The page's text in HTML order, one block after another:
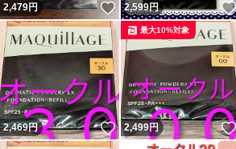
2,479円 いいね！
2,599円
2,469円 いいね！
2,499円
最大10%対象